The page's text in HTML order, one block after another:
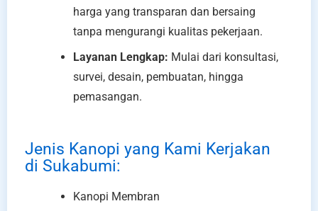
harga yang transparan dan bersaing
tanpa mengurangi kualitas pekerjaan.
Layanan Lengkap: Mulai dari konsultasi,
survei, desain, pembuatan, hingga
pemasangan.
Jenis Kanopi yang Kami Kerjakan
di Sukabumi:
Kanopi Membran